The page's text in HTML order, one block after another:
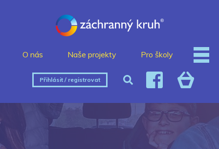
O nás Naše projekty Pro školy
Přihlásit / registrovat